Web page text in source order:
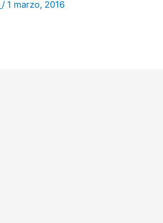
/ 1 marzo, 2016